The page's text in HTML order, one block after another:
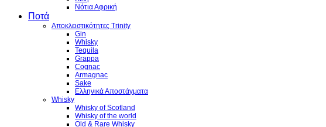
Νότια Αφρική
Ποτά
Αποκλειστικότητες Trinity
Gin
Whisky
Tequila
Grappa
Cognac
Armagnac
Sake
Ελληνικά Αποστάγματα
Whisky
Whisky of Scotland
Whisky of the world
Old & Rare Whisky